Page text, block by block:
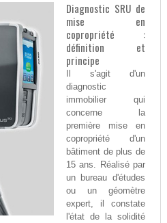
Diagnostic SRU de
mise en
copropriété :
définition et
principe
Il s'agit d'un
diagnostic
immobilier qui
concerne la
première mise en
copropriété d'un
bâtiment de plus de
15 ans. Réalisé par
un bureau d'études
ou un géomètre
expert, il constate
l'état de la solidité